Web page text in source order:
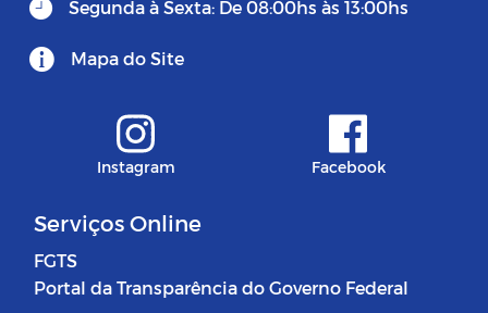
Segunda à Sexta: De 08:00hs às 13:00hs
Mapa do Site
Instagram Facebook
Serviços Online
FGTS
Portal da Transparência do Governo Federal